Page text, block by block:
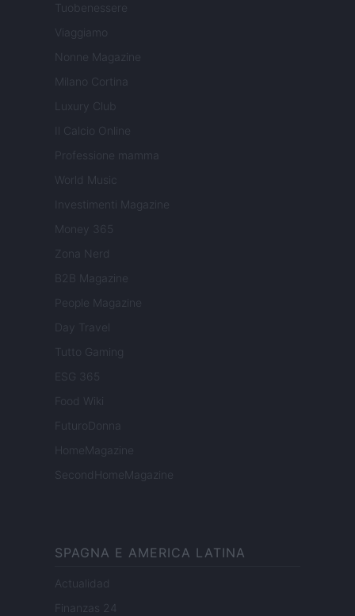
Tuobenessere
Viaggiamo
Nonne Magazine
Milano Cortina
Luxury Club
Il Calcio Online
Professione mamma
World Music
Investimenti Magazine
Money 365
Zona Nerd
B2B Magazine
People Magazine
Day Travel
Tutto Gaming
ESG 365
Food Wiki
FuturoDonna
HomeMagazine
SecondHomeMagazine
SPAGNA E AMERICA LATINA
Actualidad
Finanzas 24